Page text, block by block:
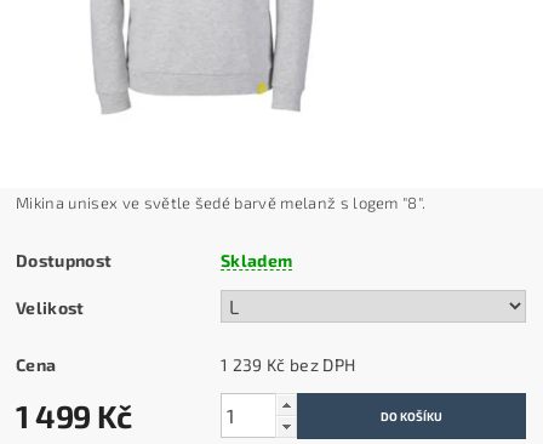
Mikina unisex ve světle šedé barvě melanž s logem "8".
Dostupnost Skladem
Velikost
Cena 1 239 Kč bez DPH
1 499 Kč